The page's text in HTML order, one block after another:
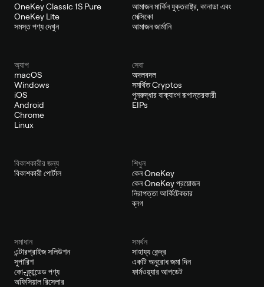
OneKey Classic 1S Pure
OneKey Lite
সমস্ত পণ্য দেখুন
আমাজন মার্কিন যুক্তরাষ্ট্র, কানাডা এবং
মেক্সিকো
আমাজন জার্মানি
অ্যাপ
macOS
Windows
iOS
Android
Chrome
Linux
সেবা
অদলবদল
সমর্থিত Cryptos
পুনরুদ্ধার বাক্যাংশ রূপান্তরকারী
EIPs
বিকাশকারীর জন্য
বিকাশকারী পোর্টাল
শিখুন
কেন OneKey
কেন OneKey প্রয়োজন
নিরাপত্তা আর্কিটেকচার
ব্লগ
সমাধান
এন্টারপ্রাইজ সলিউশন
সুপারিশ
কো-ব্র্যান্ডেড পণ্য
অফিসিয়াল রিসেলার
সমর্থন
সাহায্য কেন্দ্র
একটি অনুরোধ জমা দিন
ফার্মওয়্যার আপডেট